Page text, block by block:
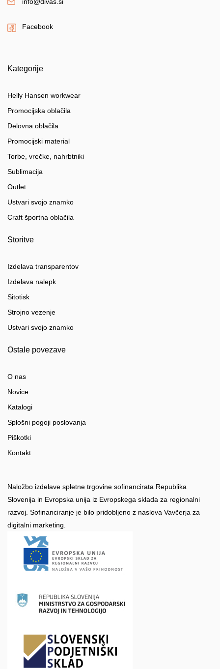
Facebook
Kategorije
Helly Hansen workwear
Promocijska oblačila
Delovna oblačila
Promocijski material
Torbe, vrečke, nahrbtniki
Sublimacija
Outlet
Ustvari svojo znamko
Craft športna oblačila
Storitve
Izdelava transparentov
Izdelava nalepk
Sitotisk
Strojno vezenje
Ustvari svojo znamko
Ostale povezave
O nas
Novice
Katalogi
Splošni pogoji poslovanja
Piškotki
Kontakt
Naložbo izdelave spletne trgovine sofinancirata Republika
Slovenija in Evropska unija iz Evropskega sklada za regionalni
razvoj. Sofinanciranje je bilo pridobljeno z naslova Vavčerja za
digitalni marketing.